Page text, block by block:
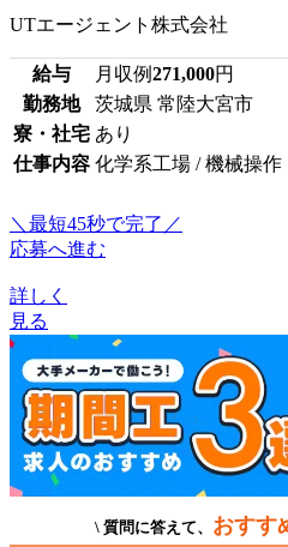
UTエージェント株式会社
給与 月収例271,000円
勤務地
茨城県 常陸大宮市
寮・社宅 あり
仕事内容 化学系工場 / 機械操作
＼最短45秒で完了／
応募へ進む
詳しく
見る
\ 質問に答えて、 おすす